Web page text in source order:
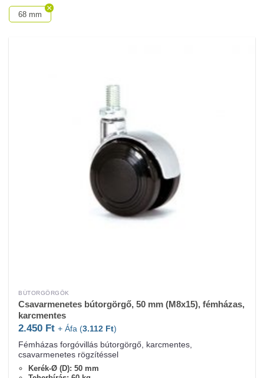
68 mm
BÚTORGÖRGŐK
Csavarmenetes bútorgörgő, 50 mm (M8x15), fémházas,
karcmentes
2.450 Ft + Áfa (3.112 Ft)
Fémházas forgóvillás bútorgörgő, karcmentes,
csavarmenetes rögzítéssel
Kerék-Ø (D): 50 mm